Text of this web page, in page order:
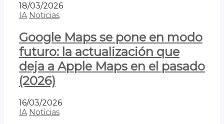
18/03/2026
IA Noticias
Google Maps se pone en modo
futuro: la actualización que
deja a Apple Maps en el pasado
(2026)
16/03/2026
IA Noticias